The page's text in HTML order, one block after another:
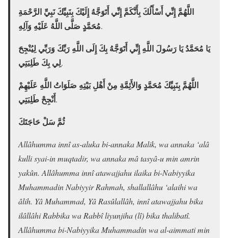
اللَّهُمَّ إِنِّي أَسْأَلُكَ بِأَنَّكَمَّ إِنِّي أَتَوَجَّهُ إِلَيْكَ بِنَبِيِّكَ نَبِيِّ الرَّحْمَةِ
مُحَمَّدٍ صَلَّى اللَّهُ عَلَيْهِ وَآلِهِ.
يَا مُحَمَّدُ يَا رَسُولَ اللَّهِ إِنِّي أَتَوَجَّهُ بِكَ إِلَى اللَّهِ رَبِّكَ وَرَبِّي لِيُنْجِحَ
لِي بِكَ طَلِبَتِي.
اللَّهُمَّ بِنَبِيِّكَ مُحَمَّدٍ وَالأَئِمَّةِ مِنْ أَهْلِ بَيْتِهِ صَلَوَاتُ اللَّهِ عَلَيْهِمْ
أَنْجِحْ طَلِبَتِي.
ثُمَّ سَلْ حَاجَتَكَ
Allâhumma innî as-aluka bi-annaka Malik, wa annaka ‘alâ
kulli syai-in muqtadir, wa annaka mâ tasyâ-u min amrin
yakûn. Allâhumma innî atawajjahu ilaika bi-Nabiyyika
Muhammadin Nabiyyir Rahmah, shallallâhu ‘alaihi wa
âlih. Yâ Muhammad, Yâ Rasûlallâh, innî atawajjahu bika
ilâllâhi Rabbika wa Rabbî liyunjiha (lî) bika thalibatî.
Allâhumma bi-Nabiyyika Muhammadin wa al-aimmati min